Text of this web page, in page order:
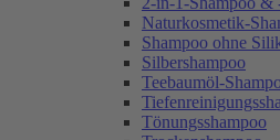
Naturkosmetik-
Shampoo ohne
Silbershampoo
Teebaumöl-
Tönungsshampoo